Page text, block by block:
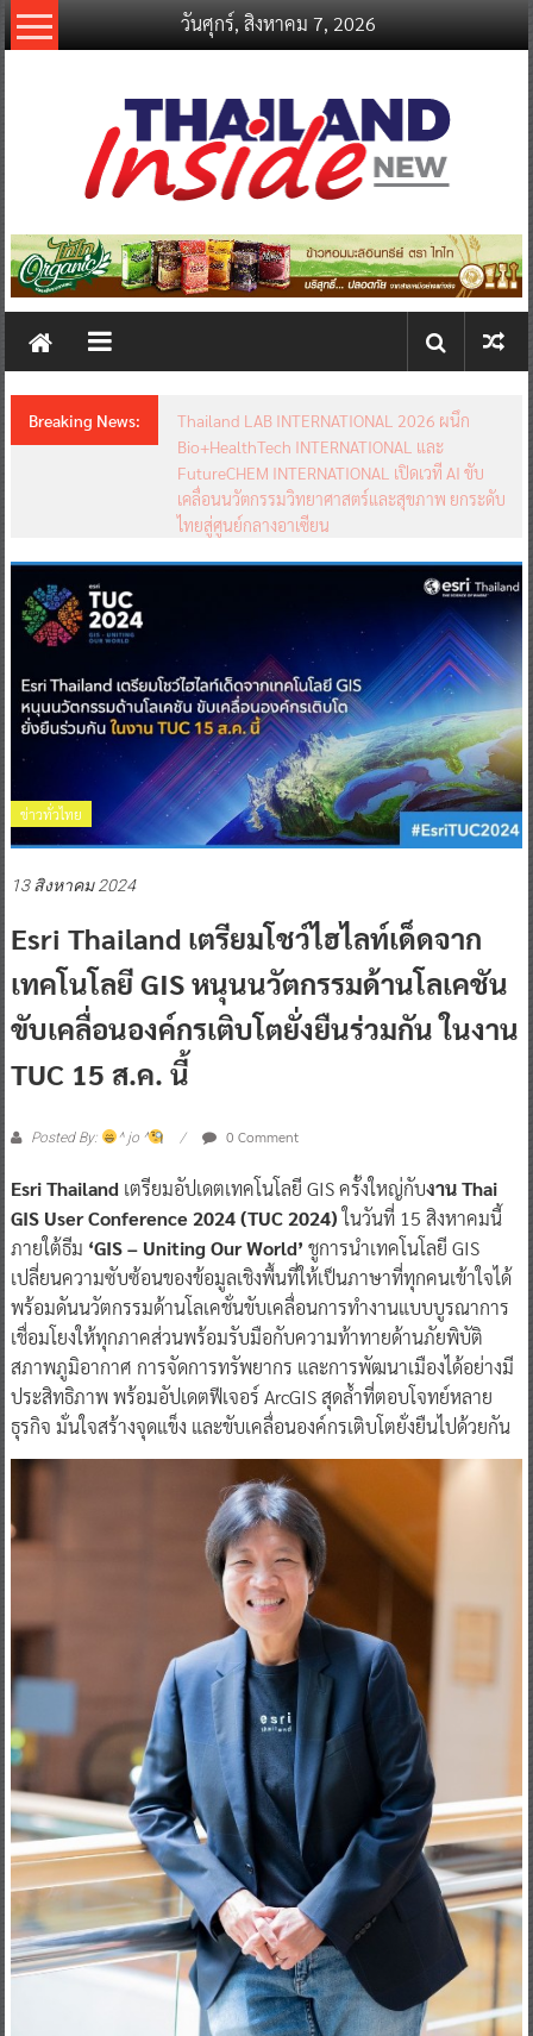
Skip
to
วันศุกร์, สิงหาคม 7, 2026
thailandinsidenew.com
Thailand
New
Breaking News:
Thailand LAB INTERNATIONAL 2026 ผนึก
Bio+HealthTech INTERNATIONAL และ
FutureCHEM INTERNATIONAL เปิดเวที AI ขับ
เคลื่อนนวัตกรรมวิทยาศาสตร์และสุขภาพ ยกระดับ
ไทยสู่ศูนย์กลางอาเซียน
ข่าวทั่วไทย
13 สิงหาคม 2024
Esri Thailand เตรียมโชว์ไฮไลท์เด็ดจาก
เทคโนโลยี GIS หนุนนวัตกรรมด้านโลเคชัน
ขับเคลื่อนองค์กรเติบโตยั่งยืนร่วมกัน ในงาน
TUC 15 ส.ค. นี้
Posted By: ^ jo ^ 0 Comment
Esri Thailand เตรียมอัปเดตเทคโนโลยี GIS ครั้งใหญ่กับงาน Thai
GIS User Conference 2024 (TUC 2024)ในวันที่ 15 สิงหาคมนี้
ภายใต้ธีม ‘GIS – Uniting Our World’ ชูการนำเทคโนโลยี GIS
เปลี่ยนความซับซ้อนของข้อมูลเชิงพื้นที่ให้เป็นภาษาที่ทุกคนเข้าใจได้
พร้อมดันนวัตกรรมด้านโลเคชั่นขับเคลื่อนการทำงานแบบบูรณาการ
เชื่อมโยงให้ทุกภาคส่วนพร้อมรับมือกับความท้าทายด้านภัยพิบัติ
สภาพภูมิอากาศ การจัดการทรัพยากร และการพัฒนาเมืองได้อย่างมี
ประสิทธิภาพ พร้อมอัปเดตฟีเจอร์ ArcGIS สุดล้ำที่ตอบโจทย์หลาย
ธุรกิจ มั่นใจสร้างจุดแข็ง และขับเคลื่อนองค์กรเติบโตยั่งยืนไปด้วยกัน